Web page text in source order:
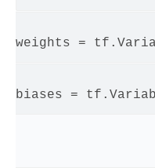
weights =
biases =